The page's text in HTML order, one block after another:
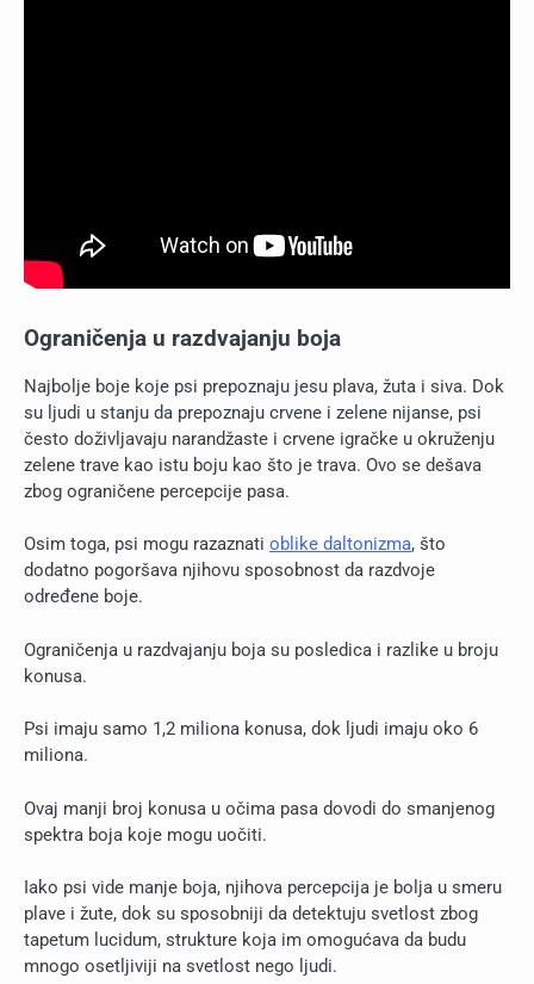
Ograničenja u razdvajanju boja
Najbolje boje koje psi prepoznaju jesu plava, žuta i siva. Dok
su ljudi u stanju da prepoznaju crvene i zelene nijanse, psi
često doživljavaju narandžaste i crvene igračke u okruženju
zelene trave kao istu boju kao što je trava. Ovo se dešava
zbog ograničene percepcije pasa.
Osim toga, psi mogu razaznati oblike daltonizma, što
dodatno pogoršava njihovu sposobnost da razdvoje
određene boje.
Ograničenja u razdvajanju boja su posledica i razlike u broju
konusa.
Psi imaju samo 1,2 miliona konusa, dok ljudi imaju oko 6
miliona.
Ovaj manji broj konusa u očima pasa dovodi do smanjenog
spektra boja koje mogu uočiti.
Iako psi vide manje boja, njihova percepcija je bolja u smeru
plave i žute, dok su sposobniji da detektuju svetlost zbog
tapetum lucidum, strukture koja im omogućava da budu
mnogo osetljiviji na svetlost nego ljudi.